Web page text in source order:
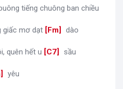
tiếng chuông ban chiều
giấc mơ dạt [Fm dào
quên hết u [C7 sầu
yêu